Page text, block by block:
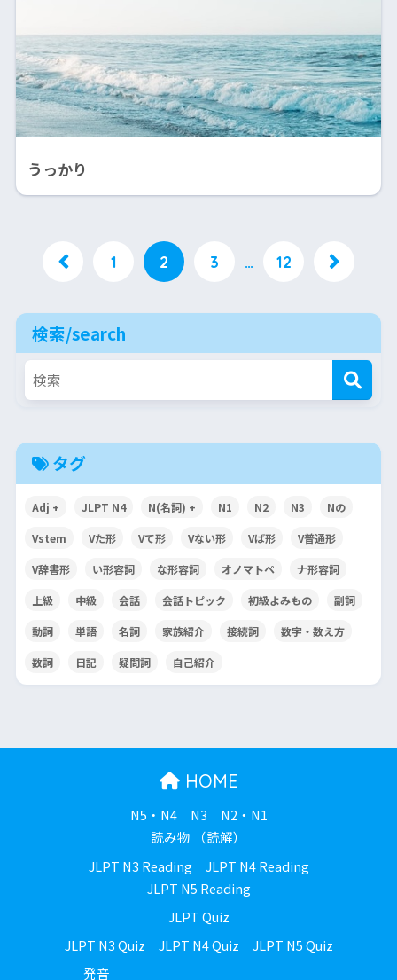
うっかり
1 2 3 … 12
検索/search
タグ
Adj + JLPT N4 N(名詞) + N1 N2 N3 Nの
Vstem Vた形 Vて形 Vない形 Vば形 V普通形
V辞書形 い形容詞 な形容詞 オノマトペ ナ形容詞
上級 中級 会話 会話トピック 初級よみもの 副詞
動詞 単語 名詞 家族紹介 接続詞 数字・数え方
数詞 日記 疑問詞 自己紹介
HOME
N5・N4 N3
N2・N1
読み物 （読解）
JLPT N3 Reading
JLPT N4 Reading
JLPT N5 Reading
JLPT Quiz
JLPT N3 Quiz
JLPT N4 Quiz
JLPT N5 Quiz
発音